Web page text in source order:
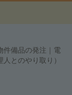
件備品の発注｜電
とのやり取り）